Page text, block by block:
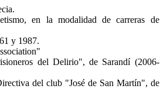
en la modalidad de carreras de
y 1987.
del Delirio", de Sarandí (2006-
del club "José de San Martín", de